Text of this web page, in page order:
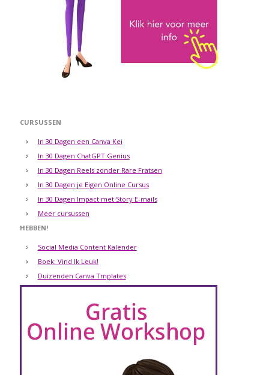
CURSUSSEN
In 30 Dagen een Canva Kei
In 30 Dagen ChatGPT Genius
In 30 Dagen Reels zonder Rare Fratsen
In 30 Dagen je Eigen Online Cursus
In 30 Dagen Impact met Story E-mails
Meer cursussen
HEBBEN!
Social Media Content Kalender
Boek: Vind Ik Leuk!
Duizenden Canva Tmplates